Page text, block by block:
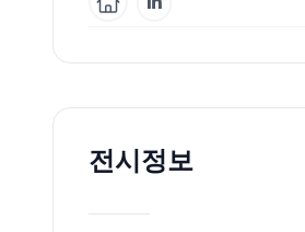
전시정보